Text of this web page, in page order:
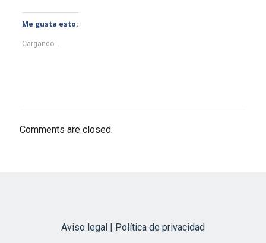
Me gusta esto:
Cargando...
Comments are closed.
Aviso legal | Política de privacidad